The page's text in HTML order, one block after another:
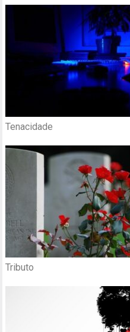
Tenacidade
Tributo